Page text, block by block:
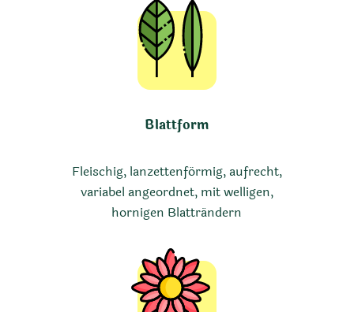
Blattform
Fleischig, lanzettenförmig, aufrecht,
variabel angeordnet, mit welligen,
hornigen Blatträndern